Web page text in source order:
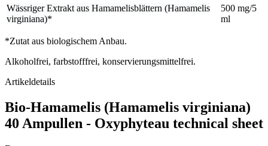
Wässriger Extrakt aus Hamamelisblättern (Hamamelis
virginiana)*
500 mg/5
ml
*Zutat aus biologischem Anbau.
Alkoholfrei, farbstofffrei, konservierungsmittelfrei.
Artikeldetails
Bio-Hamamelis (Hamamelis virginiana)
40 Ampullen - Oxyphyteau technical sheet